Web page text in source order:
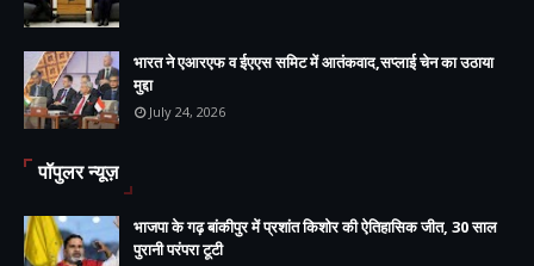
भारत ने एआरएफ व ईएएस समिट में आतंकवाद,सप्लाई चेन का उठाया
मुद्दा
July 24, 2026
पॉपुलर न्यूज़
भाजपा के गढ़ बांकीपुर में प्रशांत किशोर की ऐतिहासिक जीत, 30 साल
पुरानी परंपरा टूटी